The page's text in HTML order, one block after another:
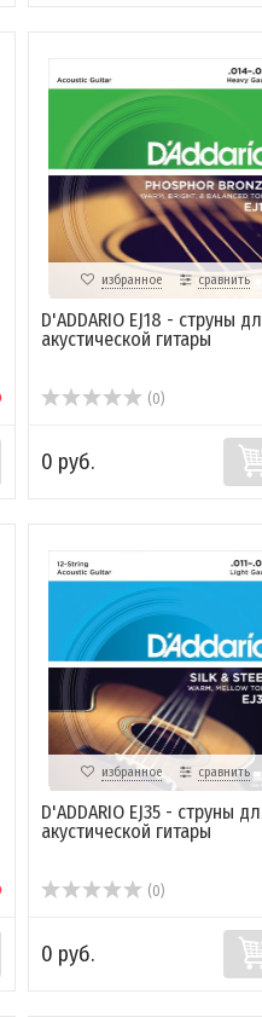
избранное сравнить
D'ADDARIO EJ18 - струны
акустической гитары
(0)
0 руб.
избранное сравнить
D'ADDARIO EJ35 - струны
акустической гитары
(0)
0 руб.